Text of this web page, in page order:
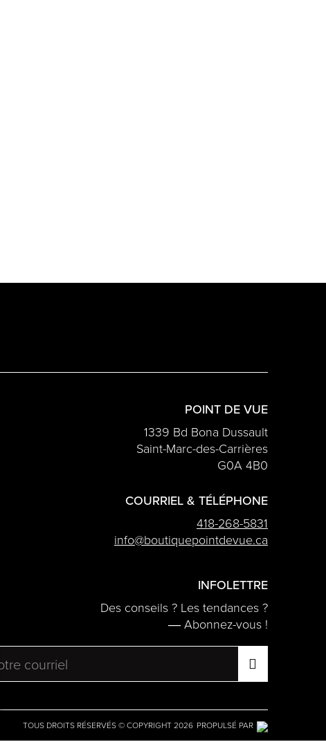
POINT DE VUE
1339 Bd Bona Dussault
Saint-Marc-des-Carrières
G0A 4B0
COURRIEL & TÉLÉPHONE
418-268-5831
info@boutiquepointdevue.ca
INFOLETTRE
Des conseils ? Les tendances ?
― Abonnez-vous !
TOUS DROITS RÉSERVÉS © COPYRIGHT 2026 PROPULSÉ PAR